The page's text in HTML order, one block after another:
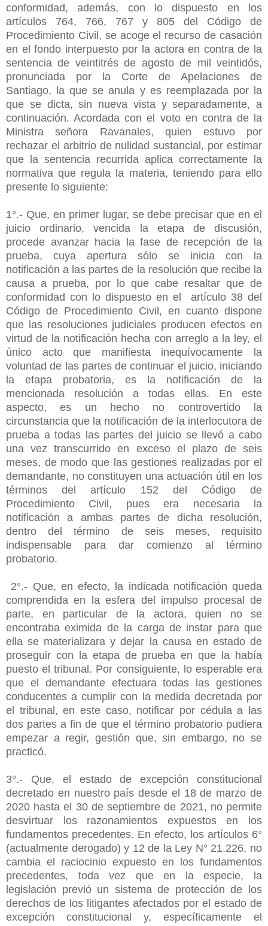
conformidad, además, con lo dispuesto en los
artículos 764, 766, 767 y 805 del Código de
Procedimiento Civil, se acoge el recurso de casación
en el fondo interpuesto por la actora en contra de la
sentencia de veintitrés de agosto de mil veintidós,
pronunciada por la Corte de Apelaciones de
Santiago, la que se anula y es reemplazada por la
que se dicta, sin nueva vista y separadamente, a
continuación. Acordada con el voto en contra de la
Ministra señora Ravanales, quien estuvo por
rechazar el arbitrio de nulidad sustancial, por estimar
que la sentencia recurrida aplica correctamente la
normativa que regula la materia, teniendo para ello
presente lo siguiente:
1°.- Que, en primer lugar, se debe precisar que en el
juicio ordinario, vencida la etapa de discusión,
procede avanzar hacia la fase de recepción de la
prueba, cuya apertura sólo se inicia con la
notificación a las partes de la resolución que recibe la
causa a prueba, por lo que cabe resaltar que de
conformidad con lo dispuesto en el artículo 38 del
Código de Procedimiento Civil, en cuanto dispone
que las resoluciones judiciales producen efectos en
virtud de la notificación hecha con arreglo a la ley, el
único acto que manifiesta inequívocamente la
voluntad de las partes de continuar el juicio, iniciando
la etapa probatoria, es la notificación de la
mencionada resolución a todas ellas. En este
aspecto, es un hecho no controvertido la
circunstancia que la notificación de la interlocutora de
prueba a todas las partes del juicio se llevó a cabo
una vez transcurrido en exceso el plazo de seis
meses, de modo que las gestiones realizadas por el
demandante, no constituyen una actuación útil en los
términos del artículo 152 del Código de
Procedimiento Civil, pues era necesaria la
notificación a ambas partes de dicha resolución,
dentro del término de seis meses, requisito
indispensable para dar comienzo al término
probatorio.
2°.- Que, en efecto, la indicada notificación queda
comprendida en la esfera del impulso procesal de
parte, en particular de la actora, quien no se
encontraba eximida de la carga de instar para que
ella se materializara y dejar la causa en estado de
proseguir con la etapa de prueba en que la había
puesto el tribunal. Por consiguiente, lo esperable era
que el demandante efectuara todas las gestiones
conducentes a cumplir con la medida decretada por
el tribunal, en este caso, notificar por cédula a las
dos partes a fin de que el término probatorio pudiera
empezar a regir, gestión que, sin embargo, no se
practicó.
3°.- Que, el estado de excepción constitucional
decretado en nuestro país desde el 18 de marzo de
2020 hasta el 30 de septiembre de 2021, no permite
desvirtuar los razonamientos expuestos en los
fundamentos precedentes. En efecto, los artículos 6°
(actualmente derogado) y 12 de la Ley N° 21.226, no
cambia el raciocinio expuesto en los fundamentos
precedentes, toda vez que en la especie, la
legislación previó un sistema de protección de los
derechos de los litigantes afectados por el estado de
excepción constitucional y, específicamente el